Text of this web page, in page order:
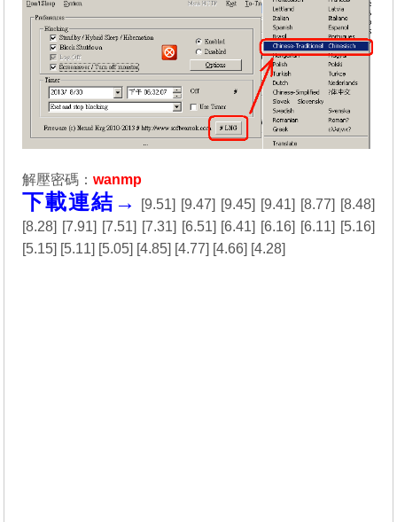
解壓密碼：wanmp
下載連結→ [9.51] [9.47] [9.45] [9.41] [8.77] [8.48]
[8.28] [7.91] [7.51] [7.31] [6.51] [6.41] [6.16] [6.11] [5.16]
[5.15] [5.11] [5.05] [4.85] [4.77] [4.66] [4.28]